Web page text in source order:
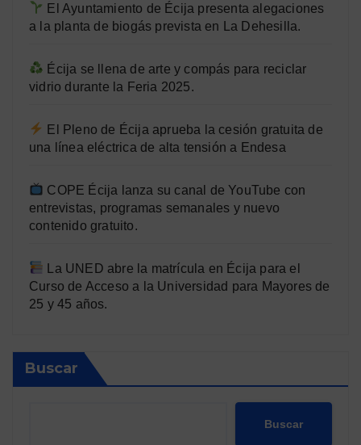
El Ayuntamiento de Écija presenta alegaciones
a la planta de biogás prevista en La Dehesilla.
Écija se llena de arte y compás para reciclar
vidrio durante la Feria 2025.
El Pleno de Écija aprueba la cesión gratuita de
una línea eléctrica de alta tensión a Endesa
COPE Écija lanza su canal de YouTube con
entrevistas, programas semanales y nuevo
contenido gratuito.
La UNED abre la matrícula en Écija para el
Curso de Acceso a la Universidad para Mayores de
25 y 45 años.
Buscar
Buscar